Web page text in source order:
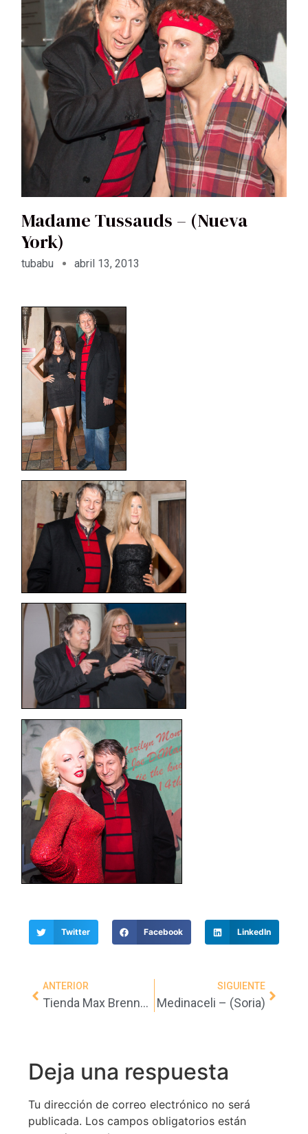
Madame Tussauds – (Nueva
York)
tubabu abril 13, 2013
Twitter Facebook LinkedIn
ANTERIOR
Tienda Max Brenner – (Nueva York)
SIGUIENTE
Medinaceli – (Soria)
Deja una respuesta
Tu dirección de correo electrónico no será
publicada. Los campos obligatorios están